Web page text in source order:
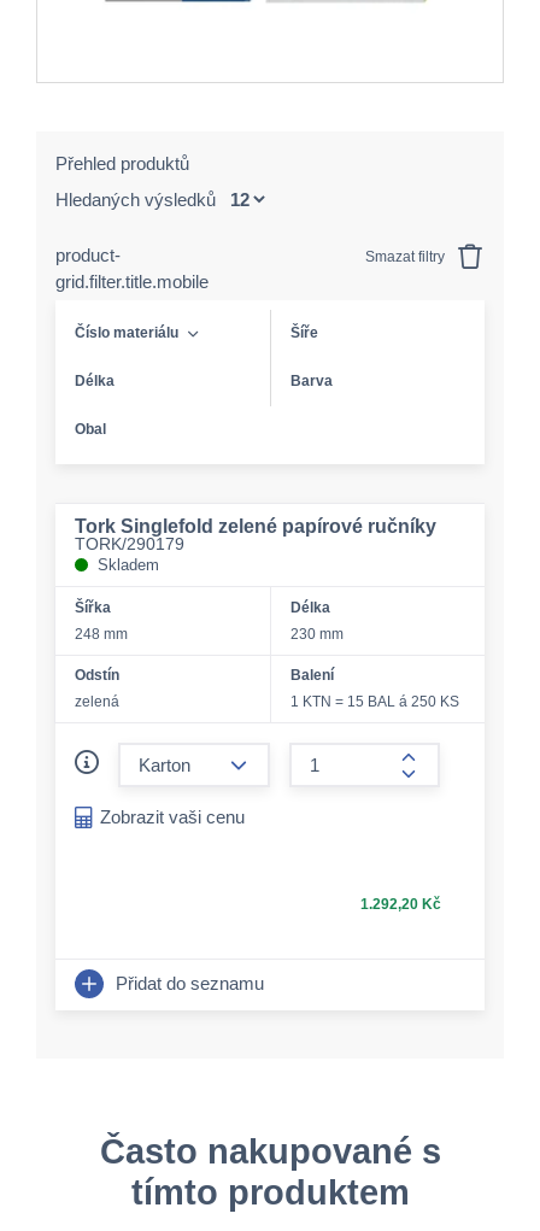
Přehled produktů
Hledaných výsledků
product-
grid.filter.title.mobile
Smazat filtry
Číslo materiálu Šíře
Délka Barva
Obal
Tork Singlefold zelené papírové ručníky
TORK/290179
Skladem
Šířka
248 mm
Délka
230 mm
Odstín
zelená
Balení
1 KTN = 15 BAL á 250 KS
form.increase-
Zobrazit vaši cenu
1.292,20 Kč
Přidat do seznamu
Často nakupované s
tímto produktem